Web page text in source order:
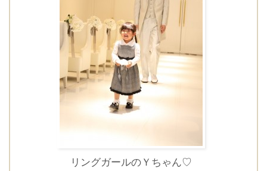
リングガールのＹちゃん♡